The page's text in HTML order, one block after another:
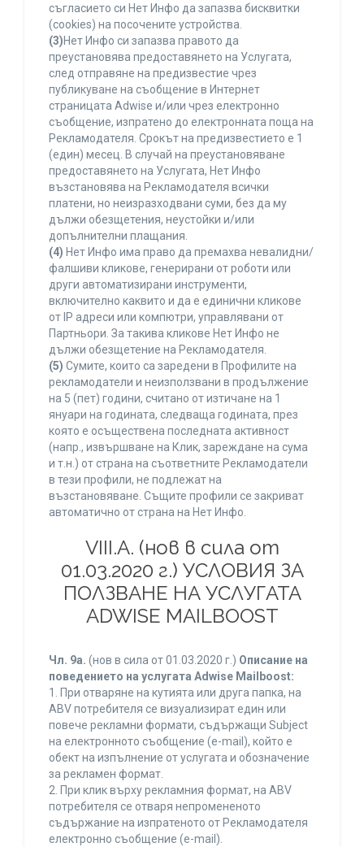
съгласието си Нет Инфо да запазва бисквитки
(cookies) на посочените устройства.
(3)Нет Инфо си запазва правото да
преустановява предоставянето на Услугата,
след отправяне на предизвестие чрез
публикуване на съобщение в Интернет
страницата Adwise и/или чрез електронно
съобщение, изпратено до електронната поща на
Рекламодателя. Срокът на предизвестието е 1
(един) месец. В случай на преустановяване
предоставянето на Услугата, Нет Инфо
възстановява на Рекламодателя всички
платени, но неизразходвани суми, без да му
дължи обезщетения, неустойки и/или
допълнителни плащания.
(4) Нет Инфо има право да премахва невалидни/
фалшиви кликове, генерирани от роботи или
други автоматизирани инструменти,
включително каквито и да е единични кликове
от IP адреси или компютри, управлявани от
Партньори. За такива кликове Нет Инфо не
дължи обезщетение на Рекламодателя.
(5) Сумите, които са заредени в Профилите на
рекламодатели и неизползвани в продължение
на 5 (пет) години, считано от изтичане на 1
януари на годината, следваща годината, през
която е осъществена последната активност
(напр., извършване на Клик, зареждане на сума
и т.н.) от страна на съответните Рекламодатели
в тези профили, не подлежат на
възстановяване. Същите профили се закриват
автоматично от страна на Нет Инфо.
VIII.A. (нов в сила от
01.03.2020 г.) УСЛОВИЯ ЗА
ПОЛЗВАНЕ НА УСЛУГАТА
ADWISE MAILBOOST
Чл. 9а. (нов в сила от 01.03.2020 г.) Описание на
поведението на услугата Adwise Mailboost:
1. При отваряне на кутията или друга папка, на
ABV потребителя се визуализират един или
повече рекламни формати, съдържащи Subject
на електронното съобщение (e-mail), който е
обект на изпълнение от услугата и обозначение
за рекламен формат.
2. При клик върху рекламния формат, на ABV
потребителя се отваря непромененото
съдържание на изпратеното от Рекламодателя
електронно съобщение (e-mail).